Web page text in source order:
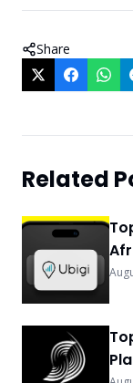
Share
Related